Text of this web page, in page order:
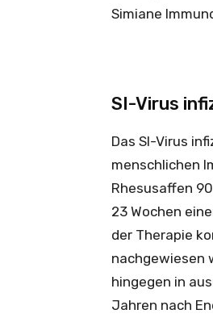
Simiane
SI-Virus
Das SI-Virus
menschlichen
Rhesusaffen
23 Wochen
der Therapie
nachgewiesen
hingegen in
Jahren nach